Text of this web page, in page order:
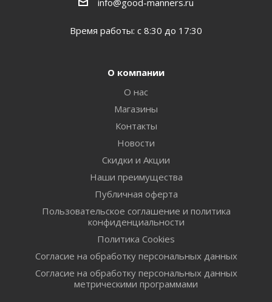
Время работы: с 8:30 до 17:30
О компании
О нас
Магазины
Контакты
Новости
Скидки и Акции
Наши преимущества
Публичная оферта
Пользовательское соглашение и политика
конфиденциальности
Политика Cookies
Согласие на обработку персональных данных
Согласие на обработку персональных данных
метрическими программами